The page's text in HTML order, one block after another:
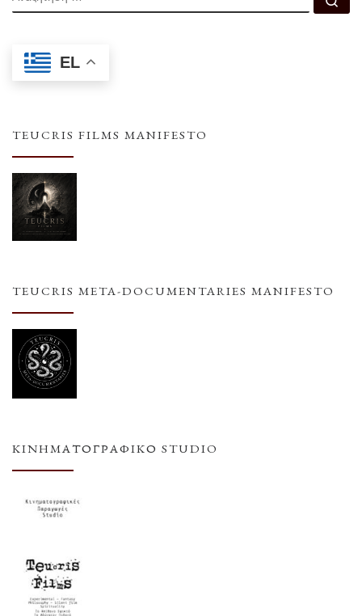
EL
TEUCRIS FILMS MANIFESTO
TEUCRIS META-DOCUMENTARIES MANIFESTO
ΚΙΝΗΜΑΤΟΓΡΑΦΙΚΌ STUDIO